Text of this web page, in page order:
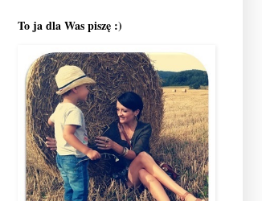
To ja dla Was piszę :)